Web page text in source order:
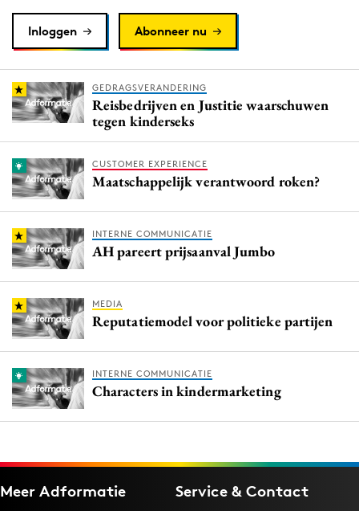
Reputatie & crisis
Inloggen Abonneer nu
GEDRAGSVERANDERING
Reisbedrijven en Justitie waarschuwen
tegen kinderseks
CUSTOMER EXPERIENCE
Maatschappelijk verantwoord roken?
INTERNE COMMUNICATIE
AH pareert prijsaanval Jumbo
MEDIA
Reputatiemodel voor politieke partijen
INTERNE COMMUNICATIE
Characters in kindermarketing
Meer Adformatie Service & Contact